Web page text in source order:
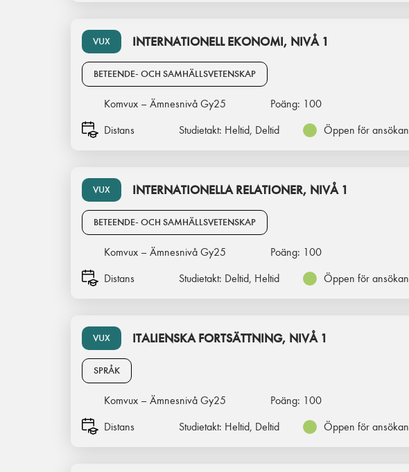
VUX INTERNATIONELL EKONOMI, NIVÅ 1
BETEENDE- OCH SAMHÄLLSVETENSKAP
Komvux – Ämnesnivå Gy25 Poäng: 100
Distans
Studietakt: Heltid, Deltid Öppen för ansökan
VUX INTERNATIONELLA RELATIONER, NIVÅ 1
BETEENDE- OCH SAMHÄLLSVETENSKAP
Komvux – Ämnesnivå Gy25 Poäng: 100
Distans
Studietakt: Deltid, Heltid Öppen för ansökan
VUX ITALIENSKA FORTSÄTTNING, NIVÅ 1
SPRÅK
Komvux – Ämnesnivå Gy25 Poäng: 100
Distans
Studietakt: Heltid, Deltid Öppen för ansökan